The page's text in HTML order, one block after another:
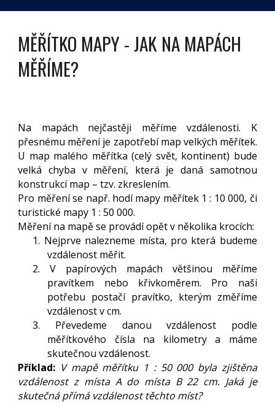
MĚŘÍTKO MAPY - JAK NA MAPÁCH
MĚŘÍME?
Na mapách nejčastěji měříme vzdálenosti. K
přesnému měření je zapotřebí map velkých měřítek.
U map malého měřítka (celý svět, kontinent) bude
velká chyba v měření, která je daná samotnou
konstrukcí map – tzv. zkreslením.
Pro měření se např. hodí mapy měřítek 1 : 10 000, či
turistické mapy 1 : 50 000.
Měření na mapě se provádí opět v několika krocích:
1. Nejprve nalezneme místa, pro která budeme
vzdálenost měřit.
2. V papírových mapách většinou měříme
pravítkem nebo křivkoměrem. Pro naši
potřebu postačí pravítko, kterým změříme
vzdálenost v cm.
3. Převedeme danou vzdálenost podle
měřítkového čísla na kilometry a máme
skutečnou vzdálenost.
Příklad: V mapě měřítku 1 : 50 000 byla zjištěna
vzdálenost z místa A do místa B 22 cm. Jaká je
skutečná přímá vzdálenost těchto míst?